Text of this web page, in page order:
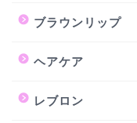
ブラウンリップ
ヘアケア
レブロン